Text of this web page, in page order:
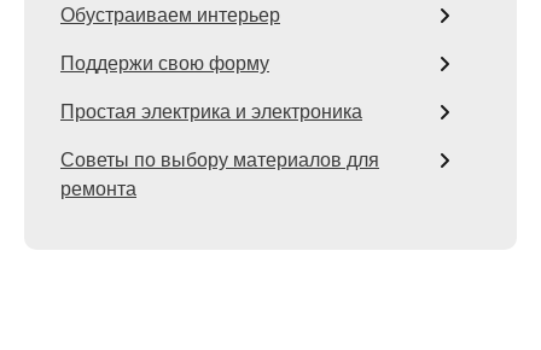
Обустраиваем интерьер
Поддержи свою форму
Простая электрика и электроника
Советы по выбору материалов для
ремонта